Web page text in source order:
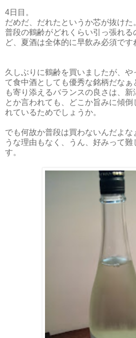
4日目。
だめだ、だれたというか芯が抜けた
普段の鶴齢がどれくらい引っ張れる
ど、夏酒は全体的に早飲み必須です
久しぶりに鶴齢を買いましたが、や
て食中酒としても優秀な銘柄だなぁ
も寄り添えるバランスの良さは、
とか言われても、どこか旨みに傾
れているためでしょうか。
でも何故か普段は買わないんだよな
うな理由もなく、うん、好みって難
す。